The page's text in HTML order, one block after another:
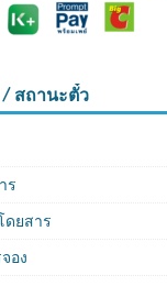
/ สถานะตั๋ว
ร
ดยสาร
อง